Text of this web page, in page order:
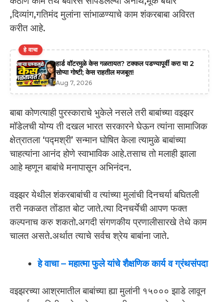
,दिव्यांग,गतिमंद मुलांना सांभाळण्याचे काम शंकरबाबा अविरत
करीत आहे.
हे वाचा
हार्ड वॉटरमुळे केस गळतायत? टक्कल पडण्यापूर्वी करा या 2
सोप्या गोष्टी; केस राहतील मजबूत!
Aug 7, 2026
बाबा कोणत्याही पुरस्काराचे भुकेले नसले तरी बाबांच्या वझ्झर
मॉडेलची योग्य ती दखल भारत सरकारने घेऊन त्यांना सामाजिक
क्षेत्रातला ‘पद्मश्री’ सन्मान घोषित केला त्यामुळे बाबांच्या
चाहत्यांना आनंद होणे स्वाभाविक आहे.तसाच तो मलाही झाला
आहे म्हणून बाबांचे मनापासून अभिनंदन.
वझ्झर येथील शंकरबाबांची व त्यांच्या मुलांची दिनचर्या बघितली
तरी नकळत तोंडात बोट जाते.त्या दिनचर्येची आपण फक्त
कल्पनाच करु शकतो.अगदी संगणकीय प्रणालीसारखे तेथे काम
चालत असते.अर्थात त्याचे सर्वच श्रेय बाबांना जाते.
हे वाचा– महात्मा फुले यांचे शैक्षणिक कार्य व ग्रंथसंपदा
वझ्झरच्या आश्रमातील बाबांच्या ह्या‌ मुलांनी १५००० झाडे लावून